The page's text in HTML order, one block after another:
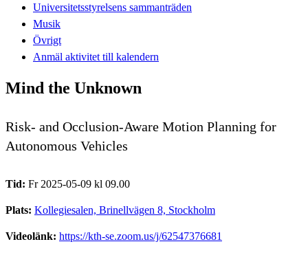
Universitetsstyrelsens sammanträden
Musik
Övrigt
Anmäl aktivitet till kalendern
Mind the Unknown
Risk- and Occlusion-Aware Motion Planning for
Autonomous Vehicles
Tid: Fr 2025-05-09 kl 09.00
Plats: Kollegiesalen, Brinellvägen 8, Stockholm
Videolänk: https://kth-se.zoom.us/j/62547376681